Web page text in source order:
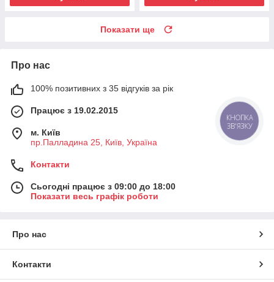
Показати ще
Про нас
100% позитивних з 35 відгуків за рік
Працює з 19.02.2015
м. Київ
пр.Палладина 25, Київ, Україна
Контакти
Сьогодні працює з 09:00 до 18:00
Показати весь графік роботи
Про нас
Контакти
КНОПКА
ЗВ'ЯЗКУ